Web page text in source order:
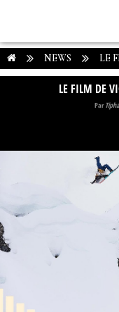
NEWS LE
LE FILM DE
Par